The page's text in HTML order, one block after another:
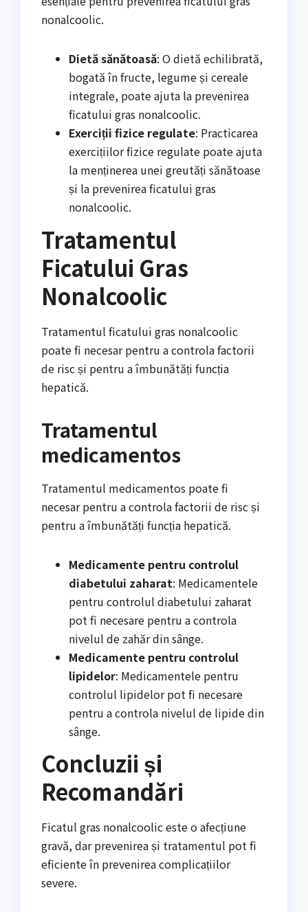
nonalcoolic.
Dietă sănătoasă: O dietă echilibrată,
bogată în fructe, legume și cereale
integrale, poate ajuta la prevenirea
ficatului gras nonalcoolic.
Exerciții fizice regulate: Practicarea
exercițiilor fizice regulate poate ajuta
la menținerea unei greutăți sănătoase
și la prevenirea ficatului gras
nonalcoolic.
Tratamentul
Ficatului Gras
Nonalcoolic
Tratamentul ficatului gras nonalcoolic
poate fi necesar pentru a controla factorii
de risc și pentru a îmbunătăți funcția
hepatică.
Tratamentul
medicamentos
Tratamentul medicamentos poate fi
necesar pentru a controla factorii de risc și
pentru a îmbunătăți funcția hepatică.
Medicamente pentru controlul
diabetului zaharat: Medicamentele
pentru controlul diabetului zaharat
pot fi necesare pentru a controla
nivelul de zahăr din sânge.
Medicamente pentru controlul
lipidelor: Medicamentele pentru
controlul lipidelor pot fi necesare
pentru a controla nivelul de lipide din
sânge.
Concluzii și
Recomandări
Ficatul gras nonalcoolic este o afecțiune
gravă, dar prevenirea și tratamentul pot fi
eficiente în prevenirea complicațiilor
severe.